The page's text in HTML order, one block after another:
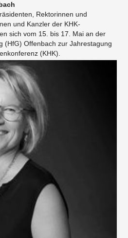
Rektorinnen und
und Kanzler der KHK-
sich vom 15. bis 17. Mai an der
(HfG) Offenbach zur Jahrestagung
(KHK).